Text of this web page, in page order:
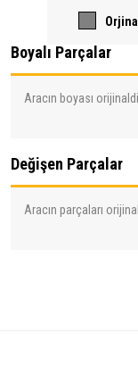
Orjinal
Boyalı Parçalar
Aracın boyası
Değişen Parçalar
Aracın parçaları